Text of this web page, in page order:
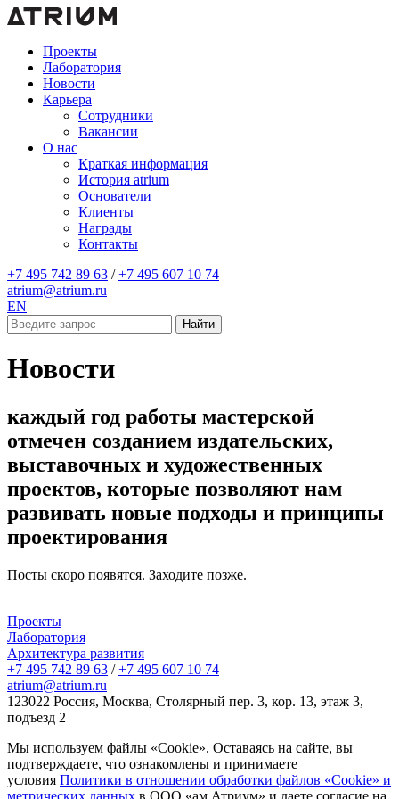
Проекты
Лаборатория
Новости
Карьера
Сотрудники
Вакансии
О нас
Краткая информация
История atrium
Основатели
Клиенты
Награды
Контакты
+7 495 742 89 63 / +7 495 607 10 74
atrium@atrium.ru
EN
Найти
Новости
каждый год работы мастерской
отмечен созданием издательских,
выставочных и художественных
проектов, которые позволяют нам
развивать новые подходы и принципы
проектирования
Посты скоро появятся. Заходите позже.
Проекты
Лаборатория
Архитектура развития
+7 495 742 89 63 / +7 495 607 10 74
atrium@atrium.ru
123022 Россия, Москва, Столярный пер. 3, кор. 13, этаж 3,
подъезд 2
Мы используем файлы «Cookie». Оставаясь на сайте, вы
подтверждаете, что ознакомлены и принимаете
условия Политики в отношении обработки файлов «Cookie» и
метрических данных в ООО «ам Атриум» и даете согласие на